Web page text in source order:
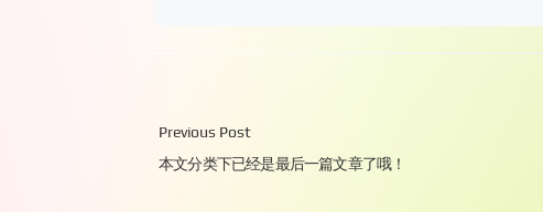
Previous Post
本文分类下已经是最后一篇文章了哦！